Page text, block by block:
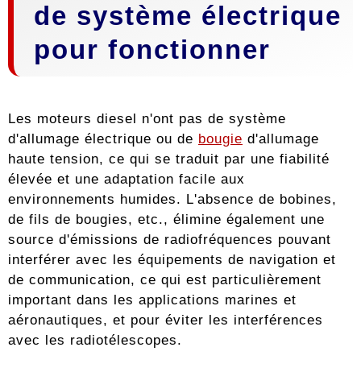
de système électrique
pour fonctionner
Les moteurs diesel n'ont pas de système
d'allumage électrique ou de bougie d'allumage
haute tension, ce qui se traduit par une fiabilité
élevée et une adaptation facile aux
environnements humides. L'absence de bobines,
de fils de bougies, etc., élimine également une
source d'émissions de radiofréquences pouvant
interférer avec les équipements de navigation et
de communication, ce qui est particulièrement
important dans les applications marines et
aéronautiques, et pour éviter les interférences
avec les radiotélescopes.